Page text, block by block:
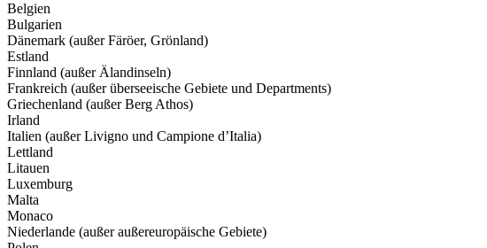
Belgien
Bulgarien
Dänemark (außer Färöer, Grönland)
Estland
Finnland (außer Älandinseln)
Frankreich (außer überseeische Gebiete und Departments)
Griechenland (außer Berg Athos)
Irland
Italien (außer Livigno und Campione d’Italia)
Lettland
Litauen
Luxemburg
Malta
Monaco
Niederlande (außer außereuropäische Gebiete)